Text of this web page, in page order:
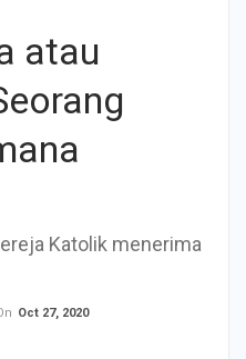
atau
Katolik menerima
Oct 27, 2020